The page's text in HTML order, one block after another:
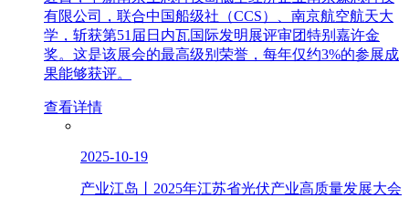
有限公司，联合中国船级社（CCS）、南京航空航天大
学，斩获第51届日内瓦国际发明展评审团特别嘉许金
奖。这是该展会的最高级别荣誉，每年仅约3%的参展成
果能够获评。
查看详情
2025-10-19
产业江岛丨2025年江苏省光伏产业高质量发展大会